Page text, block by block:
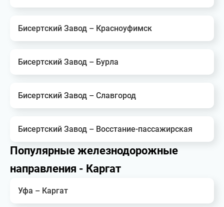
Бисертский Завод – Красноуфимск
Бисертский Завод – Бурла
Бисертский Завод – Славгород
Бисертский Завод – Восстание-пассажирская
Популярные железнодорожные
направления - Каргат
Уфа – Каргат